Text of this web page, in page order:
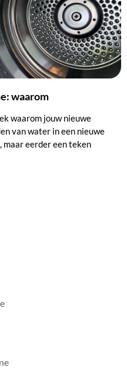
waarom
waarom jouw nieuwe
van water in een nieuwe
maar eerder een teken